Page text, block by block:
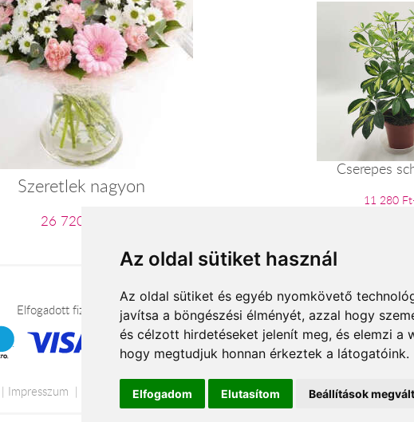
Az oldal sütiket használ
Az oldal sütiket és egyéb nyomkövető
javítsa a böngészési élményét, azzal hogy
és célzott hirdetéseket jelenít meg, és elemzi a
hogy megtudjuk honnan érkeztek a látogatóink.
Elfogadom Elutasítom Beállítások
Szeretlek nagyon
26 720 Ft-tól
Cserepes
11 280
Elfogadott fizetési módok
Impresszum Adatkezelési tájékoztató